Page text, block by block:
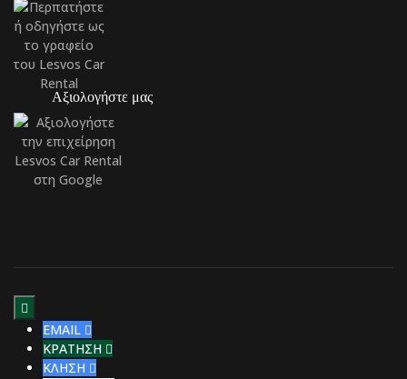
Αξιολογήστε μας

EMAIL 
ΚΡΑΤΗΣΗ 
ΚΛΗΣΗ 